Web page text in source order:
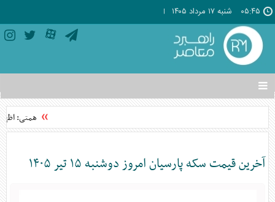
۰۵:۴۵ شنبه ۱۷ مرداد ۱۴۰۵
تغییر
وضعیت
منوی
ها
همتی:
آخرین قیمت سکه پارسیان امروز دوشنبه ۱۵ تیر ۱۴۰۵